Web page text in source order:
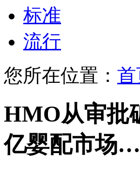
标准
流行
您所在位置：
HMO从审批
亿婴配市场…